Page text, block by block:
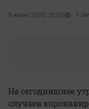
8 июня 2020, 20:05 1
На сегодняшнее
случаев